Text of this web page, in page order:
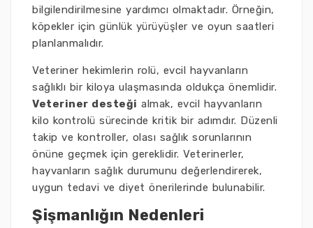
bilgilendirilmesine yardımcı olmaktadır. Örneğin,
köpekler için günlük yürüyüşler ve oyun saatleri
planlanmalıdır.
Veteriner hekimlerin rolü, evcil hayvanların
sağlıklı bir kiloya ulaşmasında oldukça önemlidir.
Veteriner desteği almak, evcil hayvanların
kilo kontrolü sürecinde kritik bir adımdır. Düzenli
takip ve kontroller, olası sağlık sorunlarının
önüne geçmek için gereklidir. Veterinerler,
hayvanların sağlık durumunu değerlendirerek,
uygun tedavi ve diyet önerilerinde bulunabilir.
Şişmanlığın Nedenleri